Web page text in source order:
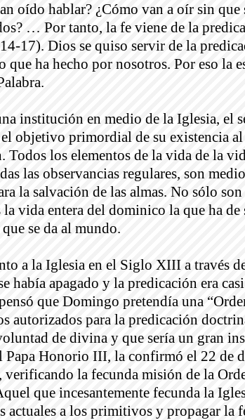
oído hablar? ¿Cómo van a oír sin que
… Por tanto, la fe viene de la
17). Dios se quiso servir de la
que ha hecho por nosotros. Por eso la
institución en medio de la Iglesia, el
objetivo primordial de su existencia
Todos los elementos de la vida de la
las observancias regulares, son
la salvación de las almas. No sólo son
vida entera del dominico la que ha
se da al mundo.
a la Iglesia en el Siglo XIII a través
había apagado y la predicación era
que Domingo pretendía una
autorizados para la predicación
de divina y que sería un gran
Papa Honorio III, la confirmó el 22 de
verificando la fecunda misión de la
que incesantemente fecunda la
actuales a los primitivos y propagar la